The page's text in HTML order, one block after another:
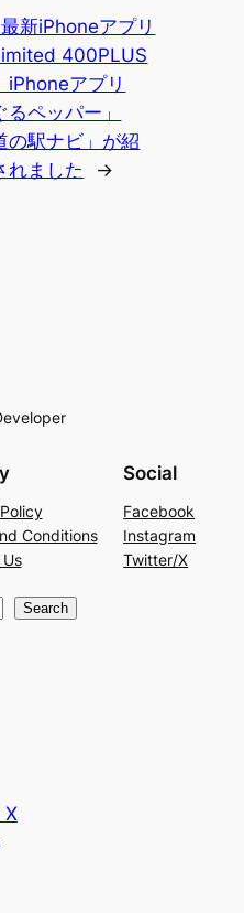
最新iPhoneアプリ
400PLUS
iPhoneアプリ
るペッパー」
の駅ナビ」が紹
れました
→
Conditions
Social
Facebook
Instagram
Twitter/X
Search
X